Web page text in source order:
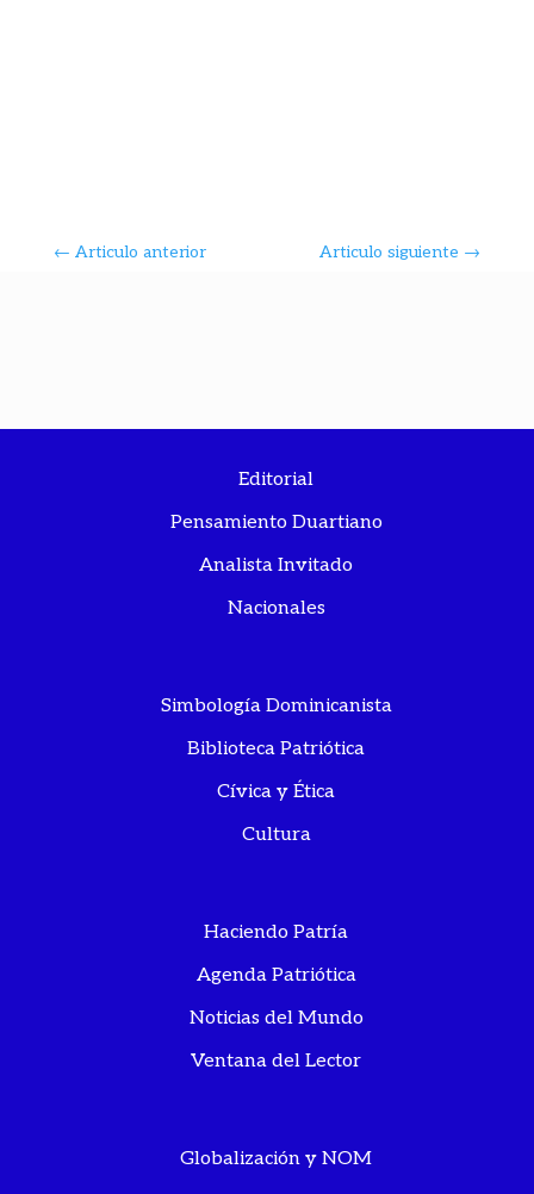
← Articulo anterior Articulo siguiente →
Editorial
Pensamiento Duartiano
Analista Invitado
Nacionales
Simbología Dominicanista
Biblioteca Patriótica
Cívica y Ética
Cultura
Haciendo Patría
Agenda Patriótica
Noticias del Mundo
Ventana del Lector
Globalización y NOM